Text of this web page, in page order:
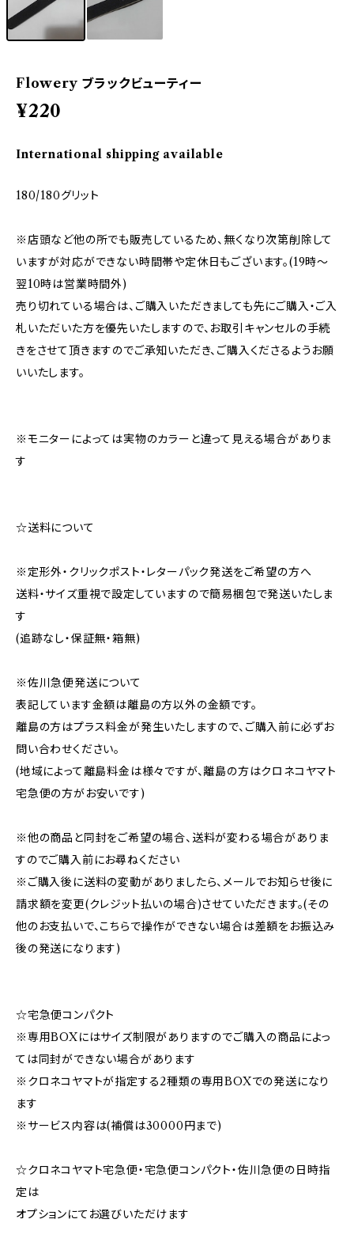
Flowery ブラックビューティー
¥220
International shipping available
180/180グリット
※店頭など他の所でも販売しているため、無くなり次第削除して
いますが対応ができない時間帯や定休日もございます。(19時～
翌10時は営業時間外)
売り切れている場合は、ご購入いただきましても先にご購入・ご入
札いただいた方を優先いたしますので、お取引キャンセルの手続
きをさせて頂きますのでご承知いただき、ご購入くださるようお願
いいたします。
※モニターによっては実物のカラーと違って見える場合がありま
す
☆送料について
※定形外・クリックポスト・レターパック発送をご希望の方へ
送料・サイズ重視で設定していますので簡易梱包で発送いたしま
す
(追跡なし・保証無・箱無)
※佐川急便発送について
表記しています金額は離島の方以外の金額です。
離島の方はプラス料金が発生いたしますので、ご購入前に必ずお
問い合わせください。
(地域によって離島料金は様々ですが、離島の方はクロネコヤマト
宅急便の方がお安いです)
※他の商品と同封をご希望の場合、送料が変わる場合がありま
すのでご購入前にお尋ねください
※ご購入後に送料の変動がありましたら、メールでお知らせ後に
請求額を変更(クレジット払いの場合)させていただきます。(その
他のお支払いで、こちらで操作ができない場合は差額をお振込み
後の発送になります)
☆宅急便コンパクト
※専用BOXにはサイズ制限がありますのでご購入の商品によっ
ては同封ができない場合があります
※クロネコヤマトが指定する2種類の専用BOXでの発送になり
ます
※サービス内容は(補償は30000円まで)
☆クロネコヤマト宅急便・宅急便コンパクト・佐川急便の日時指
定は
オプションにてお選びいただけます